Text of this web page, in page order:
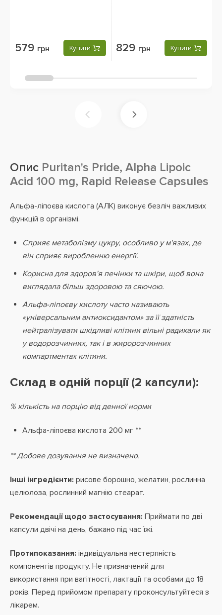
579 грн Купити 829 грн Купити
Опис Puritan's Pride, Alpha Lipoic
Acid 100 mg, Rapid Release Capsules
Альфа-ліпоєва кислота (АЛК) виконує безліч важливих
функцій в організмі.
Сприяє метаболізму цукру, особливо у м'язах, де
він сприяє виробленню енергії.
Корисна для здоров'я печінки та шкіри, щоб вона
виглядала більш здоровою та сяючою.
Альфа-ліпоєву кислоту часто називають
«універсальним антиоксидантом» за її здатність
нейтралізувати шкідливі клітини вільні радикали як
у водорозчинних, так і в жиророзчинних
компартментах клітини.
Склад в одній порції (2 капсули):
% кількість на порцію від денної норми
Альфа-ліпоєва кислота 200 мг **
** Добове дозування не визначено.
Інші інгредієнти: рисове борошно, желатин, рослинна
целюлоза, рослинний магнію стеарат.
Рекомендації щодо застосування: Приймати по дві
капсули двічі на день, бажано під час їжі.
Протипоказання: індивідуальна нестерпність
компонентів продукту. Не призначений для
використання при вагітності, лактації та особами до 18
років. Перед прийомом препарату проконсультуйтеся з
лікарем.